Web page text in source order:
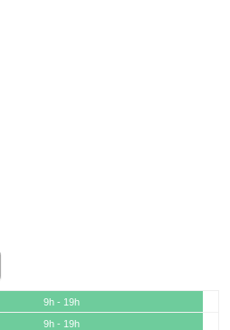
9h - 19h
9h - 19h